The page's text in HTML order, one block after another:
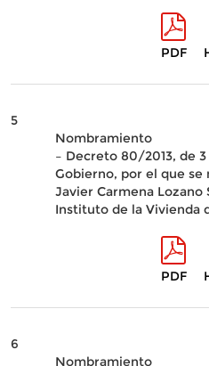
PDF
5
Nombramiento
– Decreto 80/2013, de
Gobierno, por el que se
Javier Carmena
Instituto de la Vivienda
PDF
6
Nombramiento